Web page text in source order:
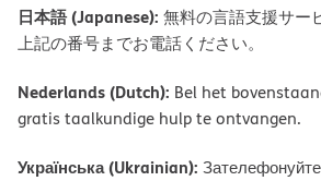
日本語 (Japanese): 無料の言語支援サー
上記の番号までお電話ください。
Nederlands (Dutch): Bel het
gratis taalkundige hulp te ontvangen.
Українська (Ukrainian):